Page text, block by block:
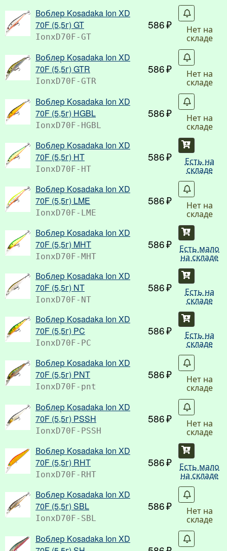
Воблер Kosadaka Ion XD
70F (5,5г) GT
IonxD70F-GT
586 Нет на
складе
Воблер Kosadaka Ion XD
70F (5,5г) GTR
IonxD70F-GTR
586 Нет на
складе
Воблер Kosadaka Ion XD
70F (5,5г) HGBL
IonxD70F-HGBL
586 Нет на
складе
Воблер Kosadaka Ion XD
70F (5,5г) HT
IonxD70F-HT
586 Есть на
складе
Воблер Kosadaka Ion XD
70F (5,5г) LME
IonxD70F-LME
586 Нет на
складе
Воблер Kosadaka Ion XD
70F (5,5г) MHT
IonxD70F-MHT
586 Есть мало
на складе
Воблер Kosadaka Ion XD
70F (5,5г) NT
IonxD70F-NT
586 Есть на
складе
Воблер Kosadaka Ion XD
70F (5,5г) PC
IonxD70F-PC
586 Есть на
складе
Воблер Kosadaka Ion XD
70F (5,5г) PNT
IonxD70F-pnt
586 Нет на
складе
Воблер Kosadaka Ion XD
70F (5,5г) PSSH
IonxD70F-PSSH
586 Нет на
складе
Воблер Kosadaka Ion XD
70F (5,5г) RHT
IonxD70F-RHT
586 Есть мало
на складе
Воблер Kosadaka Ion XD
70F (5,5г) SBL
IonxD70F-SBL
586 Нет на
складе
Воблер Kosadaka Ion XD